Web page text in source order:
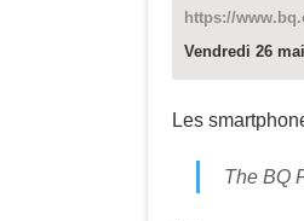
https://
Vendredi 26
Les
The BQ